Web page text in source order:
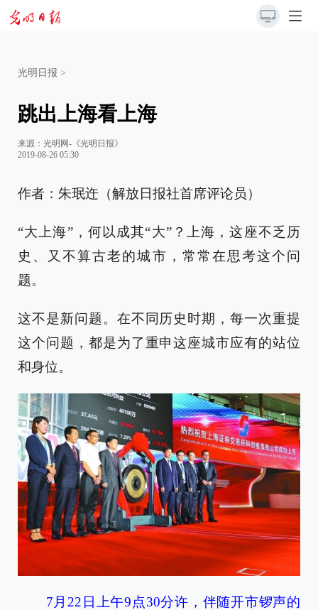
光明日报 >
跳出上海看上海
来源： 光明网-《光明日报》
2019-08-26 05:30
作者：朱珉迕（解放日报社首席评论员）
“大上海”，何以成其“大”？上海，这座不乏历
史、又不算古老的城市，常常在思考这个问
题。
这不是新问题。在不同历史时期，每一次重提
这个问题，都是为了重申这座城市应有的站位
和身位。
7月22日上午9点30分许，伴随开市锣声的